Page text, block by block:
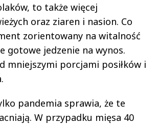
to także więcej
oraz ziaren i nasion. Co
zorientowany na witalność
gotowe jedzenie na wynos.
mniejszymi porcjami posiłków i
pandemia sprawia, że te
W przypadku mięsa 40